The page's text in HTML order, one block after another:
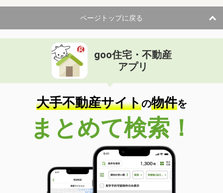
ページトップに戻る
goo住宅・不動産
アプリ
大手不動産サイトの物件を
まとめて検索！